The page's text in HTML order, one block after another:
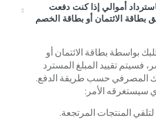
أموالي إذا كنت دفعت
الائتمان أو بطاقة الخصم
بواسطة بطاقة الائتمان أو
فسيتم تقييد المبلغ المسترد
المصرفي حسب طريقة الدفع.
سيستغرقه الأمر: